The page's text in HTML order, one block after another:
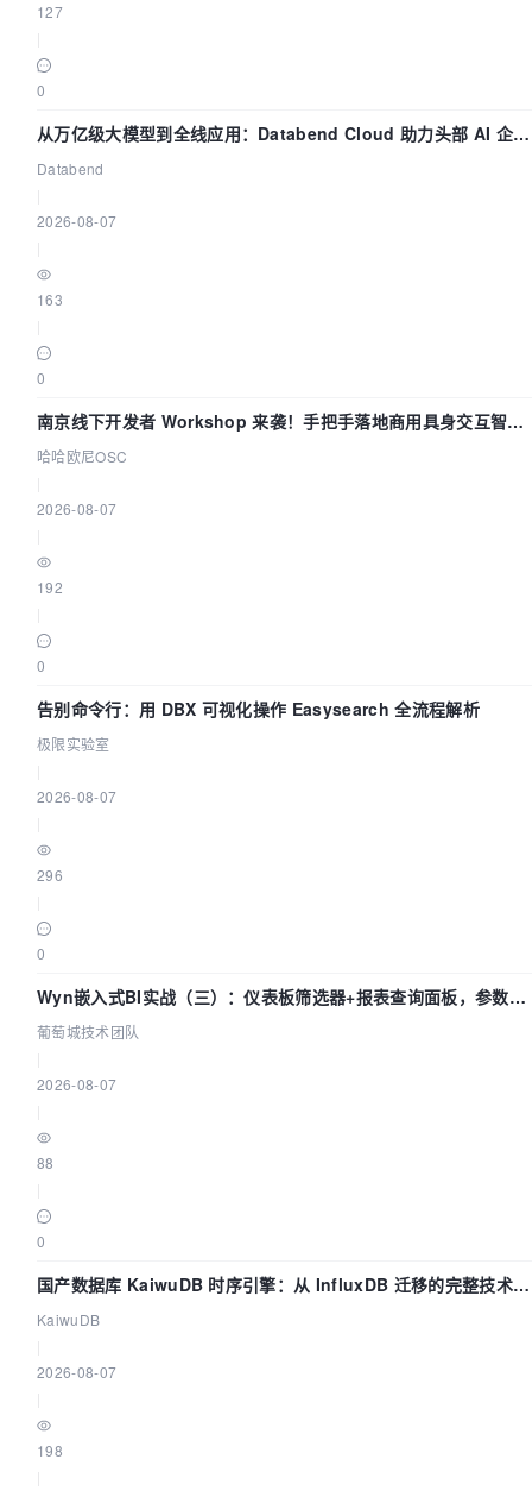
127
0
从万亿级大模型到全线应用：Databend Cloud 助力头部 AI 企业
构建全链路 Trace 数据管道
Databend
2026-08-07
163
0
南京线下开发者 Workshop 来袭！手把手落地商用具身交互智能
Agent 应用
哈哈欧尼OSC
2026-08-07
192
0
告别命令行：用 DBX 可视化操作 Easysearch 全流程解析
极限实验室
2026-08-07
296
0
Wyn嵌入式BI实战（三）：仪表板筛选器+报表查询面板，参数联
动全闭环
葡萄城技术团队
2026-08-07
88
0
国产数据库 KaiwuDB 时序引擎：从 InfluxDB 迁移的完整技术路
径
KaiwuDB
2026-08-07
198